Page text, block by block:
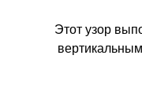
Этот узор